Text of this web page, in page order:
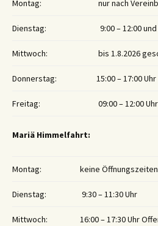
Montag: nur nach
Dienstag: 9:00 – 12:00 und
Mittwoch: bis 1.8.2026
Donnerstag: 15:00 – 17:00 Uhr
Freitag: 09:00 – 12:00 Uhr
Mariä Himmelfahrt:
Montag: keine Öffnungszeiten
Dienstag: 9:30 – 11:30 Uhr
Mittwoch: 16:00 – 17:30 Uhr